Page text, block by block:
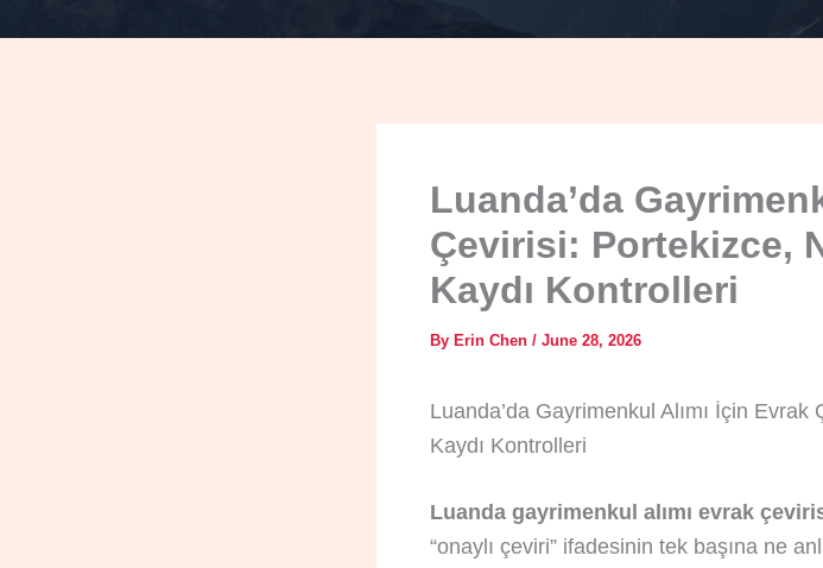
Luanda’da
Çevirisi: Portekizce,
Kaydı Kontrolleri
By Erin Chen / June 28, 2026
Luanda’da Gayrimenkul Alımı İçin
Kaydı Kontrolleri
Luanda gayrimenkul alımı evrak
“onaylı çeviri” ifadesinin tek başına ne